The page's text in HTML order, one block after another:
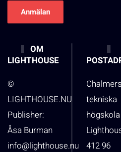
OM
LIGHTHOUSE
©
LIGHTHOUSE.NU
Publisher:
Åsa Burman
info@lighthouse.nu
Chalmers
tekniska
412 96